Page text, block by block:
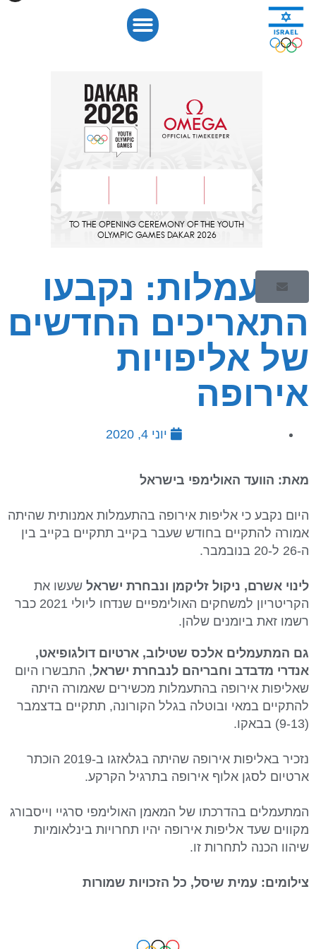
התעמלות: נקבעו
התאריכים החדשים
של אליפויות
אירופה
יוני 4, 2020
מאת: הוועד האולימפי בישראל
היום נקבע כי אליפות אירופה בהתעמלות אמנותית שהיתה
אמורה להתקיים בחודש שעבר בקייב תתקיים בקייב בין
ה-26 ל-20 בנובמבר.
לינוי אשרם, ניקול זליקמן ונבחרת ישראל שעשו את
הקריטריון למשחקים האולימפיים שנדחו ליולי 2021 כבר
רשמו זאת ביומנים שלהן.
גם המתעמלים אלכס שטילוב, ארטיום דולגופיאט,
אנדרי מדבדב וחבריהם לנבחרת ישראל, התבשרו היום
שאליפות אירופה בהתעמלות מכשירים שאמורה היתה
להתקיים במאי ובוטלה בגלל הקורונה, תתקיים בדצמבר
(9-13) בבאקו.
נזכיר באליפות אירופה שהיתה בגלאזגו ב-2019 הוכתר
ארטיום לסגן אלוף אירופה בתרגיל הקרקע.
המתעמלים בהדרכתו של המאמן האולימפי סרגיי וייסבורג
מקווים שעד אליפות אירופה יהיו תחרויות בינלאומיות
שיהוו הכנה לתחרות זו.
צילומים: עמית שיסל, כל הזכויות שמורות